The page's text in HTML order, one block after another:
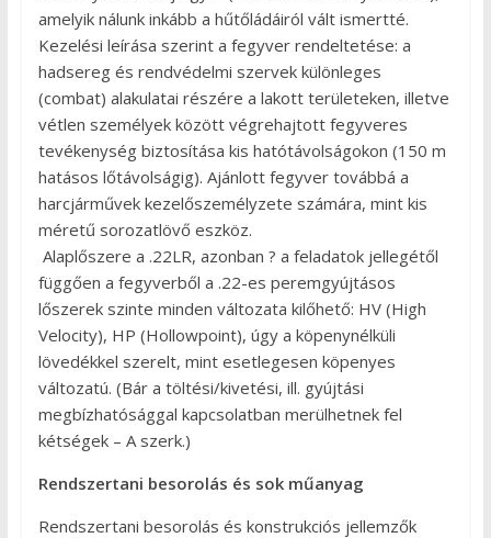
amelyik nálunk inkább a hűtőládáiról vált ismertté.
Kezelési leírása szerint a fegyver rendeltetése: a
hadsereg és rendvédelmi szervek különleges
(combat) alakulatai részére a lakott területeken, illetve
vétlen személyek között végrehajtott fegyveres
tevékenység biztosítása kis hatótávolságokon (150 m
hatásos lőtávolságig). Ajánlott fegyver továbbá a
harcjárművek kezelőszemélyzete számára, mint kis
méretű sorozatlövő eszköz.
Alaplőszere a .22LR, azonban ? a feladatok jellegétől
függően a fegyverből a .22-es peremgyújtásos
lőszerek szinte minden változata kilőhető: HV (High
Velocity), HP (Hollowpoint), úgy a köpenynélküli
lövedékkel szerelt, mint esetlegesen köpenyes
változatú. (Bár a töltési/kivetési, ill. gyújtási
megbízhatósággal kapcsolatban merülhetnek fel
kétségek – A szerk.)
Rendszertani besorolás és sok műanyag
Rendszertani besorolás és konstrukciós jellemzők